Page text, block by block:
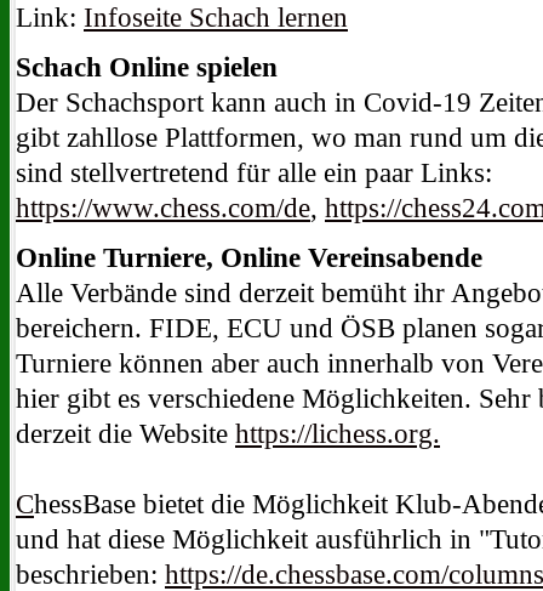
Link: Infoseite Schach lernen
Schach Online spielen
Der Schachsport kann auch in Covid-19
gibt zahllose Plattformen, wo man rund um
sind stellvertretend für alle ein paar Links:
https://www.chess.com/de, https://
Online Turniere, Online Vereinsabende
Alle Verbände sind derzeit bemüht ihr
bereichern. FIDE, ECU und ÖSB planen
Turniere können aber auch innerhalb von
hier gibt es verschiedene Möglichkeiten.
derzeit die Website https://lichess.org.
ChessBase bietet die Möglichkeit Klub-
und hat diese Möglichkeit ausführlich in
beschrieben: https://de.chessbase.com/